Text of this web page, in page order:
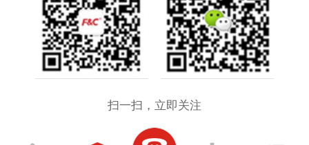
扫一扫，立即关注